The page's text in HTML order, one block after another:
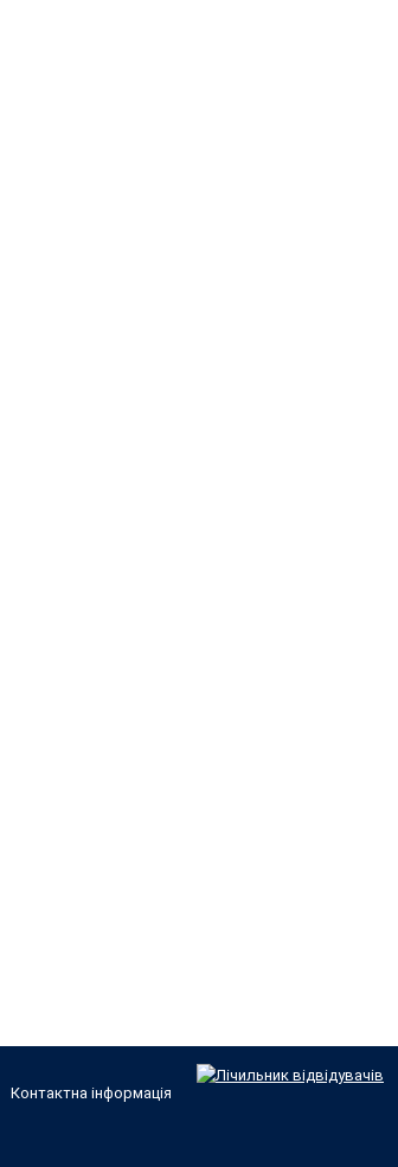
Контактна інформація